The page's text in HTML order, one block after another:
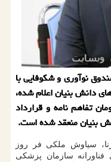
نوآوری و شکوفایی با
شرکت های دانش بنیان اعلام شده،
میلیارد تومان تفاهم نامه و قرارداد
بنیان منعقد شده است.
سیاوش ملکی فر روز
فناورانه سازمان پزشکی